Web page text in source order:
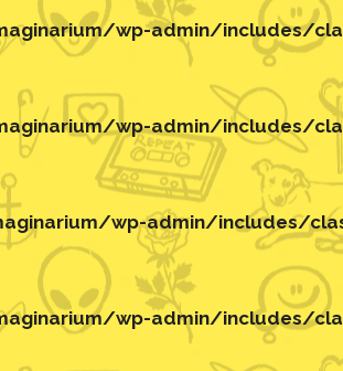
wp-admin/includes/
wp-admin/includes/
wp-admin/includes/
wp-admin/includes/